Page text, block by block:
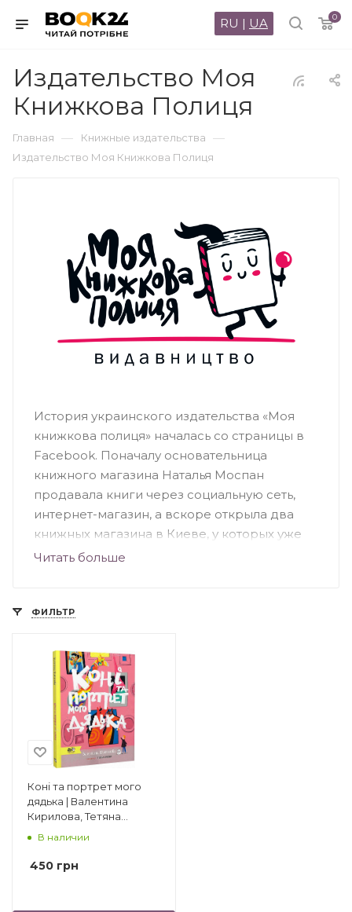
0
RU | UA
Издательство Моя
Книжкова Полиця
Главная — Книжные издательства —
Издательство Моя Книжкова Полиця
История украинского издательства «Моя
книжкова полиця» началась со страницы в
Facebook. Поначалу основательница
книжного магазина Наталья Моспан
продавала книги через социальную сеть,
интернет-магазин, а вскоре открыла два
книжных магазина в Киеве, у которых уже
есть своя аудитория. Это книжные
книг. Издательство выпускает книги
взрослых. Бестселлерами издательства
являются книги: «Хто живе в тобі», «Крута
математика», «Крута фізика», «Не-мов-ля» и
другие.
Читать больше
ФИЛЬТР
Коні та портрет мого
дядька | Валентина
Кирилова, Тетяна
В наличии
450 грн